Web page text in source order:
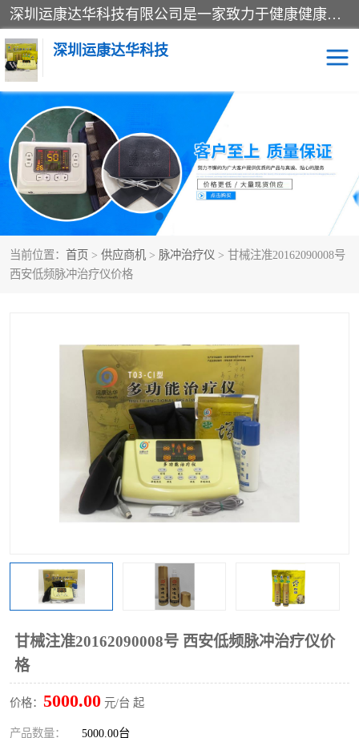
深圳运康达华科技有限公司是一家致力于健康健康产业的现代化企业，已经走过了15个春秋，开创了中医外用发展的新未来，是专业从事中医医疗仪器的研发、生产、销售、服务为一体的子公司，在医疗器械的设计、开发和生产方面率先引进国际先进技术和好的科技人员，先后开发出了场效应治疗仪、多功能治疗仪、颈椎治疗仪、腰椎治疗仪、增效垫等多个系列。
深圳运康达华科技
当前位置： 首页 > 供应商机 > 脉冲治疗仪 > 甘械注准20162090008号
西安低频脉冲治疗仪价格
甘械注准20162090008号 西安低频脉冲治疗仪价
格
价格： 5000.00 元/台 起
产品数量： 5000.00台
多功能治疗仪 中药提速
中低频治疗仪 脉冲治疗仪
**腺治疗仪